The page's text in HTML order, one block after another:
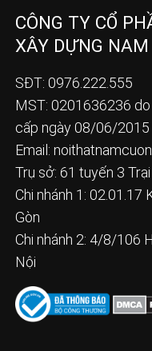
CÔNG TY CỔ
XÂY DỰNG NAM
SĐT: 0976.222.555
MST: 0201636236
cấp ngày 08/06/2015
Email:
Trụ sở: 61 tuyến 3
Chi nhánh 1: 02.01.17
Gòn
Chi nhánh 2: 4/8/106
Nội